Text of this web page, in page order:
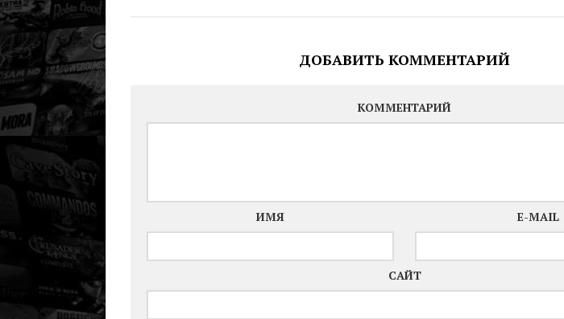
ДОБАВИТЬ КОММЕНТАРИЙ
КОММЕНТАРИЙ
ИМЯ E-MAIL
САЙТ